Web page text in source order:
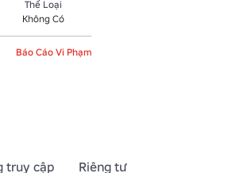
Thể Loại
Không Có
Báo Cáo Vi Phạm
truy cập Riêng tư